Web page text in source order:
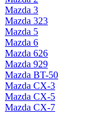
Mazda 3
Mazda 323
Mazda 5
Mazda 6
Mazda 626
Mazda 929
Mazda BT-50
Mazda CX-3
Mazda CX-5
Mazda CX-7